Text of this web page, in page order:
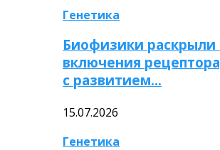
Генетика
Биофизики
включения
с развитием…
15.07.2026
Генетика